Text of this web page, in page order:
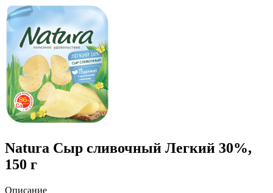
Natura Сыр сливочный Легкий 30%,
150 г
Описание